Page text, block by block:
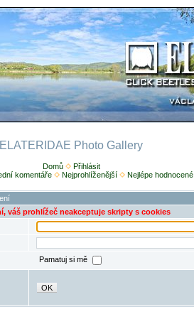
ELATERIDAE Photo Gallery
Domů
Přihlásit
komentáře Nejprohlíženější Nejlépe hodnocené
váš prohlížeč neakceptuje skripty s cookies
Pamatuj si mě
OK